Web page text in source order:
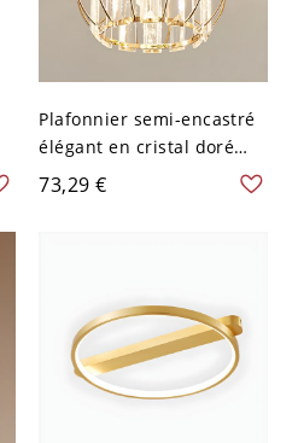
Plafonnier semi-encastré
élégant en cristal doré
avec abat-jour en cristal
73,29 €